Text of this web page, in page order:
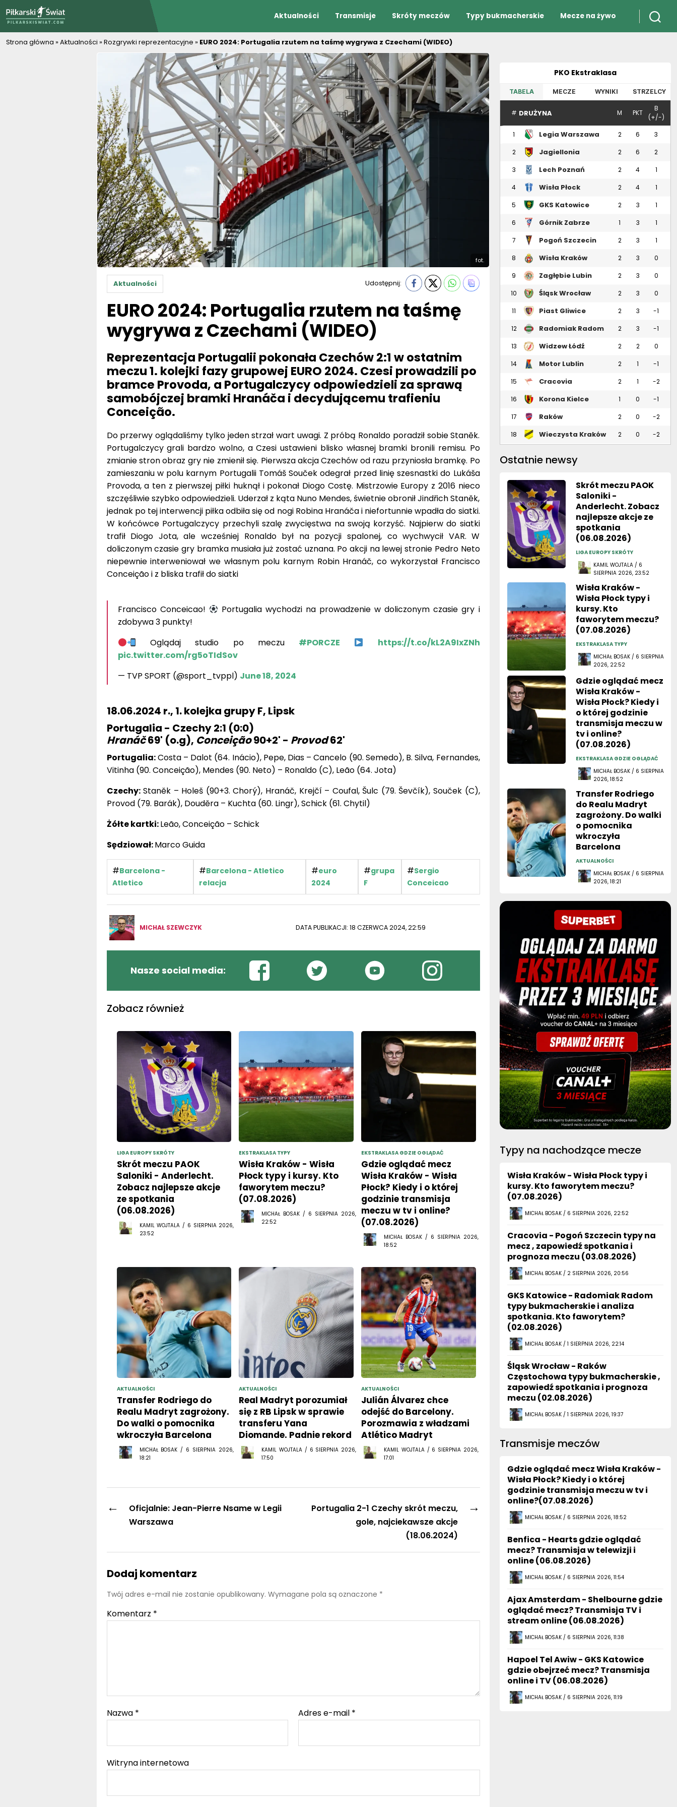
Aktualności Transmisje Skróty meczów Typy bukmacherskie Mecze na żywo
Strona główna »Aktualności »Rozgrywki reprezentacyjne » EURO 2024: Portugalia rzutem na taśmę wygrywa z Czechami (WIDEO)
fot.
Aktualności Udostępnij:
EURO 2024: Portugalia rzutem na taśmę
wygrywa z Czechami (WIDEO)
Reprezentacja Portugalii pokonała Czechów 2:1 w ostatnim
meczu 1. kolejki fazy grupowej EURO 2024. Czesi prowadzili po
bramce Provoda, a Portugalczycy odpowiedzieli za sprawą
samobójczej bramki Hranáča i decydującemu trafieniu
Conceição.
Do przerwy oglądaliśmy tylko jeden strzał wart uwagi. Z próbą Ronaldo poradził sobie Staněk.
Portugalczycy grali bardzo wolno, a Czesi ustawieni blisko własnej bramki bronili remisu. Po
zmianie stron obraz gry nie zmienił się. Pierwsza akcja Czechów od razu przyniosła bramkę. Po
zamieszaniu w polu karnym Portugalii Tomáš Souček odegrał przed linię szesnastki do Lukáša
Provoda, a ten z pierwszej piłki huknął i pokonał Diogo Costę. Mistrzowie Europy z 2016 nieco
szczęśliwie szybko odpowiedzieli. Uderzał z kąta Nuno Mendes, świetnie obronił Jindřich Staněk,
jednak po tej interwencji piłka odbiła się od nogi Robina Hranáča i niefortunnie wpadła do siatki.
W końcówce Portugalczycy przechyli szalę zwycięstwa na swoją korzyść. Najpierw do siatki
trafił Diogo Jota, ale wcześniej Ronaldo był na pozycji spalonej, co wychwycił VAR. W
doliczonym czasie gry bramka musiała już zostać uznana. Po akcji na lewej stronie Pedro Neto
niepewnie interweniował we własnym polu karnym Robin Hranáč, co wykorzystał Francisco
Conceição i z bliska trafił do siatki
Francisco Conceicao!
Portugalia wychodzi na prowadzenie w doliczonym czasie gry i
zdobywa 3 punkty!
Oglądaj studio po meczu #PORCZE
https://t.co/kL2A9IxZNh
pic.twitter.com/rg5oTIdSov
— TVP SPORT (@sport_tvppl) June 18, 2024
18.06.2024 r., 1. kolejka grupy F, Lipsk
Portugalia - Czechy 2:1 (0:0)
Hranáč69' (o.g), Conceição90+2' - Provod62'
Portugalia:Costa – Dalot (64. Inácio), Pepe, Dias – Cancelo (90. Semedo), B. Silva, Fernandes,
Vitinha (90. Conceição), Mendes (90. Neto) – Ronaldo (C), Leão (64. Jota)
Czechy: Staněk – Holeš (90+3. Chorý), Hranáč, Krejčí – Coufal, Šulc (79. Ševčík), Souček (C),
Provod (79. Barák), Douděra – Kuchta (60. Lingr), Schick (61. Chytil)
Żółte kartki:Leão, Conceição – Schick
Sędziował:Marco Guida
#Barcelona -
Atletico
#Barcelona - Atletico
relacja
#euro
2024
#grupa
F
#Sergio
Conceicao
MICHAŁ SZEWCZYK DATA PUBLIKACJI: 18 CZERWCA 2024, 22:59
Nasze social media:
Zobacz również
LIGA EUROPY SKRÓTY
Skrót meczu PAOK
Saloniki - Anderlecht.
Zobacz najlepsze akcje
ze spotkania
(06.08.2026)
KAMIL WOJTALA / 6 SIERPNIA 2026,
23:52
EKSTRAKLASA TYPY
Wisła Kraków - Wisła
Płock typy i kursy. Kto
faworytem meczu?
(07.08.2026)
MICHAŁ BOSAK / 6 SIERPNIA 2026,
22:52
EKSTRAKLASA GDZIE OGLĄDAĆ
Gdzie oglądać mecz
Wisła Kraków - Wisła
Płock? Kiedy i o której
godzinie transmisja
meczu w tv i online?
(07.08.2026)
MICHAŁ BOSAK / 6 SIERPNIA 2026,
18:52
AKTUALNOŚCI
Transfer Rodriego do
Realu Madryt zagrożony.
Do walki o pomocnika
wkroczyła Barcelona
MICHAŁ BOSAK / 6 SIERPNIA 2026,
18:21
AKTUALNOŚCI
Real Madryt porozumiał
się z RB Lipsk w sprawie
transferu Yana
Diomande. Padnie rekord
KAMIL WOJTALA / 6 SIERPNIA 2026,
17:50
AKTUALNOŚCI
Julián Álvarez chce
odejść do Barcelony.
Porozmawia z władzami
Atlético Madryt
KAMIL WOJTALA / 6 SIERPNIA 2026,
17:01
←
Oficjalnie: Jean-Pierre Nsame w Legii
Warszawa
→
Portugalia 2-1 Czechy skrót meczu,
gole, najciekawsze akcje
(18.06.2024)
Dodaj komentarz
Twój adres e-mail nie zostanie opublikowany. Wymagane pola są oznaczone *
Komentarz *
Nazwa * Adres e-mail *
Witryna internetowa
PKO Ekstraklasa
TABELA MECZE WYNIKI STRZELCY
# DRUŻYNA M PKT
B
(+/-)
1
Legia Warszawa 2 6 3
2
Jagiellonia
2 6 2
3 Lech Poznań 2 4 1
4 Wisła Płock 2 4 1
5 GKS Katowice 2 3 1
6 Górnik Zabrze 1 3 1
7 Pogoń Szczecin 2 3 1
8 Wisła Kraków 2 3 0
9 Zagłębie Lubin 2 3 0
10 Śląsk Wrocław 2 3 0
11 Piast Gliwice 2 3 -1
12 Radomiak Radom 2 3 -1
13 Widzew Łódź 2 2 0
14 Motor Lublin 2 1 -1
15 Cracovia 2 1 -2
16 Korona Kielce 1 0 -1
17
Raków
2 0 -2
18 Wieczysta Kraków 2 0 -2
Ostatnie newsy
Skrót meczu PAOK
Saloniki -
Anderlecht. Zobacz
najlepsze akcje ze
spotkania
(06.08.2026)
LIGA EUROPY SKRÓTY
KAMIL WOJTALA / 6
SIERPNIA 2026, 23:52
Wisła Kraków -
Wisła Płock typy i
kursy. Kto
faworytem meczu?
(07.08.2026)
EKSTRAKLASA TYPY
MICHAŁ BOSAK / 6 SIERPNIA
2026, 22:52
Gdzie oglądać mecz
Wisła Kraków -
Wisła Płock? Kiedy i
o której godzinie
transmisja meczu w
tv i online?
(07.08.2026)
EKSTRAKLASA GDZIE OGLĄDAĆ
MICHAŁ BOSAK / 6 SIERPNIA
2026, 18:52
Transfer Rodriego
do Realu Madryt
zagrożony. Do walki
o pomocnika
wkroczyła
Barcelona
AKTUALNOŚCI
MICHAŁ BOSAK / 6 SIERPNIA
2026, 18:21
Typy na nachodzące mecze
Wisła Kraków - Wisła Płock typy i
kursy. Kto faworytem meczu?
(07.08.2026)
MICHAŁ BOSAK / 6 SIERPNIA 2026, 22:52
Cracovia - Pogoń Szczecin typy na
mecz , zapowiedź spotkania i
prognoza meczu (03.08.2026)
MICHAŁ BOSAK / 2 SIERPNIA 2026, 20:56
GKS Katowice - Radomiak Radom
typy bukmacherskie i analiza
spotkania. Kto faworytem?
(02.08.2026)
MICHAŁ BOSAK / 1 SIERPNIA 2026, 22:14
Śląsk Wrocław - Raków
Częstochowa typy bukmacherskie ,
zapowiedź spotkania i prognoza
meczu (02.08.2026)
MICHAŁ BOSAK / 1 SIERPNIA 2026, 19:37
Transmisje meczów
Gdzie oglądać mecz Wisła Kraków -
Wisła Płock? Kiedy i o której
godzinie transmisja meczu w tv i
online?(07.08.2026)
MICHAŁ BOSAK / 6 SIERPNIA 2026, 18:52
Benfica - Hearts gdzie oglądać
mecz? Transmisja w telewizji i
online (06.08.2026)
MICHAŁ BOSAK / 6 SIERPNIA 2026, 11:54
Ajax Amsterdam - Shelbourne gdzie
oglądać mecz? Transmisja TV i
stream online (06.08.2026)
MICHAŁ BOSAK / 6 SIERPNIA 2026, 11:38
Hapoel Tel Awiw - GKS Katowice
gdzie obejrzeć mecz? Transmisja
online i TV (06.08.2026)
MICHAŁ BOSAK / 6 SIERPNIA 2026, 11:19